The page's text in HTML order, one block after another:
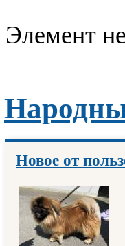
Элемент
Новое от